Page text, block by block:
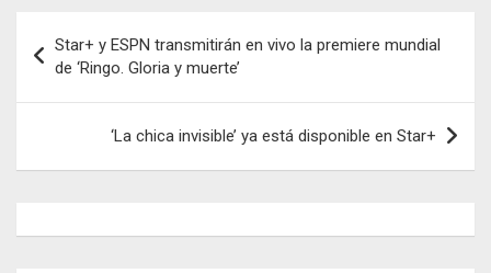
de
entradas
Star+ y ESPN transmitirán en vivo la premiere mundial
de ‘Ringo. Gloria y muerte’
‘La chica invisible’ ya está disponible en Star+